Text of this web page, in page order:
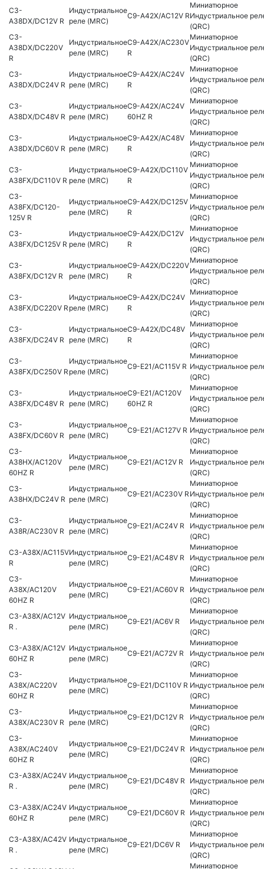
C3-
A38DX/DC12V R
Индустриальное
реле (MRC)
C9-A42X/AC12V R
Миниатюрное
Индустриальное
(QRC)
C3-
A38DX/DC220V
R
Индустриальное
реле (MRC)
C9-A42X/AC230V
R
Миниатюрное
Индустриальное
(QRC)
C3-
A38DX/DC24V R
Индустриальное
реле (MRC)
C9-A42X/AC24V
R
Миниатюрное
Индустриальное
(QRC)
C3-
A38DX/DC48V R
Индустриальное
реле (MRC)
C9-A42X/AC24V
60HZ R
Миниатюрное
Индустриальное
(QRC)
C3-
A38DX/DC60V R
Индустриальное
реле (MRC)
C9-A42X/AC48V
R
Миниатюрное
Индустриальное
(QRC)
C3-
A38FX/DC110V R
Индустриальное
реле (MRC)
C9-A42X/DC110V
R
Миниатюрное
Индустриальное
(QRC)
C3-
A38FX/DC120-
125V R
Индустриальное
реле (MRC)
C9-A42X/DC125V
R
Миниатюрное
Индустриальное
(QRC)
C3-
A38FX/DC125V R
Индустриальное
реле (MRC)
C9-A42X/DC12V
R
Миниатюрное
Индустриальное
(QRC)
C3-
A38FX/DC12V R
Индустриальное
реле (MRC)
C9-A42X/DC220V
R
Миниатюрное
Индустриальное
(QRC)
C3-
A38FX/DC220V R
Индустриальное
реле (MRC)
C9-A42X/DC24V
R
Миниатюрное
Индустриальное
(QRC)
C3-
A38FX/DC24V R
Индустриальное
реле (MRC)
C9-A42X/DC48V
R
Миниатюрное
Индустриальное
(QRC)
C3-
A38FX/DC250V R
Индустриальное
реле (MRC)
C9-E21/AC115V R
Миниатюрное
Индустриальное
(QRC)
C3-
A38FX/DC48V R
Индустриальное
реле (MRC)
C9-E21/AC120V
60HZ R
Миниатюрное
Индустриальное
(QRC)
C3-
A38FX/DC60V R
Индустриальное
реле (MRC)
C9-E21/AC127V R
Миниатюрное
Индустриальное
(QRC)
C3-
A38HX/AC120V
60HZ R
Индустриальное
реле (MRC)
C9-E21/AC12V R
Миниатюрное
Индустриальное
(QRC)
C3-
A38HX/DC24V R
Индустриальное
реле (MRC)
C9-E21/AC230V R
Миниатюрное
Индустриальное
(QRC)
C3-
A38R/AC230V R
Индустриальное
реле (MRC)
C9-E21/AC24V R
Миниатюрное
Индустриальное
(QRC)
C3-A38X/AC115V
R
Индустриальное
реле (MRC)
C9-E21/AC48V R
Миниатюрное
Индустриальное
(QRC)
C3-
A38X/AC120V
60HZ R
Индустриальное
реле (MRC)
C9-E21/AC60V R
Миниатюрное
Индустриальное
(QRC)
C3-A38X/AC12V
R .
Индустриальное
реле (MRC)
C9-E21/AC6V R
Миниатюрное
Индустриальное
(QRC)
C3-A38X/AC12V
60HZ R
Индустриальное
реле (MRC)
C9-E21/AC72V R
Миниатюрное
Индустриальное
(QRC)
C3-
A38X/AC220V
60HZ R
Индустриальное
реле (MRC)
C9-E21/DC110V R
Миниатюрное
Индустриальное
(QRC)
C3-
A38X/AC230V R
Индустриальное
реле (MRC)
C9-E21/DC12V R
Миниатюрное
Индустриальное
(QRC)
C3-
A38X/AC240V
60HZ R
Индустриальное
реле (MRC)
C9-E21/DC24V R
Миниатюрное
Индустриальное
(QRC)
C3-A38X/AC24V
R .
Индустриальное
реле (MRC)
C9-E21/DC48V R
Миниатюрное
Индустриальное
(QRC)
C3-A38X/AC24V
60HZ R
Индустриальное
реле (MRC)
C9-E21/DC60V R
Миниатюрное
Индустриальное
(QRC)
C3-A38X/AC42V
R .
Индустриальное
реле (MRC)
C9-E21/DC6V R
Миниатюрное
Индустриальное
(QRC)
Миниатюрное